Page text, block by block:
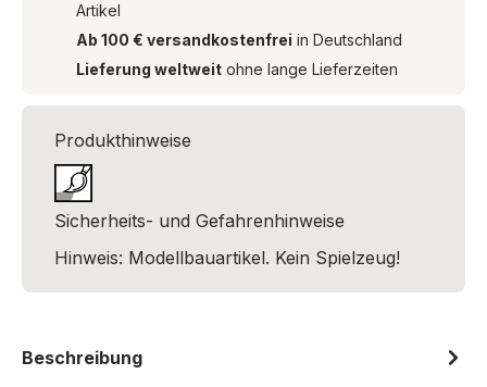
Artikel
Ab 100 € versandkostenfrei in Deutschland
Lieferung weltweit ohne lange Lieferzeiten
Produkthinweise
Sicherheits- und Gefahrenhinweise
Hinweis: Modellbauartikel. Kein Spielzeug!
Beschreibung